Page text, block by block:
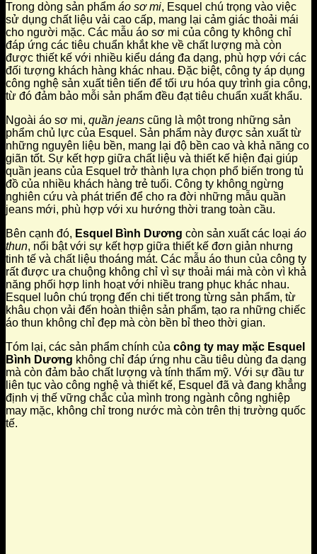
Trong dòng sản phẩm áo sơ mi, Esquel chú trọng vào việc
sử dụng chất liệu vải cao cấp, mang lại cảm giác thoải mái
cho người mặc. Các mẫu áo sơ mi của công ty không chỉ
đáp ứng các tiêu chuẩn khắt khe về chất lượng mà còn
được thiết kế với nhiều kiểu dáng đa dạng, phù hợp với các
đối tượng khách hàng khác nhau. Đặc biệt, công ty áp dụng
công nghệ sản xuất tiên tiến để tối ưu hóa quy trình gia công,
từ đó đảm bảo mỗi sản phẩm đều đạt tiêu chuẩn xuất khẩu.
Ngoài áo sơ mi, quần jeans cũng là một trong những sản
phẩm chủ lực của Esquel. Sản phẩm này được sản xuất từ
những nguyên liệu bền, mang lại độ bền cao và khả năng co
giãn tốt. Sự kết hợp giữa chất liệu và thiết kế hiện đại giúp
quần jeans của Esquel trở thành lựa chọn phổ biến trong tủ
đồ của nhiều khách hàng trẻ tuổi. Công ty không ngừng
nghiên cứu và phát triển để cho ra đời những mẫu quần
jeans mới, phù hợp với xu hướng thời trang toàn cầu.
Bên cạnh đó, Esquel Bình Dương còn sản xuất các loại áo
thun, nổi bật với sự kết hợp giữa thiết kế đơn giản nhưng
tinh tế và chất liệu thoáng mát. Các mẫu áo thun của công ty
rất được ưa chuộng không chỉ vì sự thoải mái mà còn vì khả
năng phối hợp linh hoạt với nhiều trang phục khác nhau.
Esquel luôn chú trọng đến chi tiết trong từng sản phẩm, từ
khâu chọn vải đến hoàn thiện sản phẩm, tạo ra những chiếc
áo thun không chỉ đẹp mà còn bền bỉ theo thời gian.
Tóm lại, các sản phẩm chính của công ty may mặc Esquel
Bình Dương không chỉ đáp ứng nhu cầu tiêu dùng đa dạng
mà còn đảm bảo chất lượng và tính thẩm mỹ. Với sự đầu tư
liên tục vào công nghệ và thiết kế, Esquel đã và đang khẳng
định vị thế vững chắc của mình trong ngành công nghiệp
may mặc, không chỉ trong nước mà còn trên thị trường quốc
tế.